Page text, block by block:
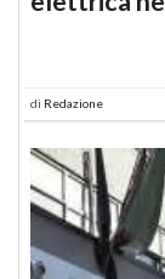
di Redazione